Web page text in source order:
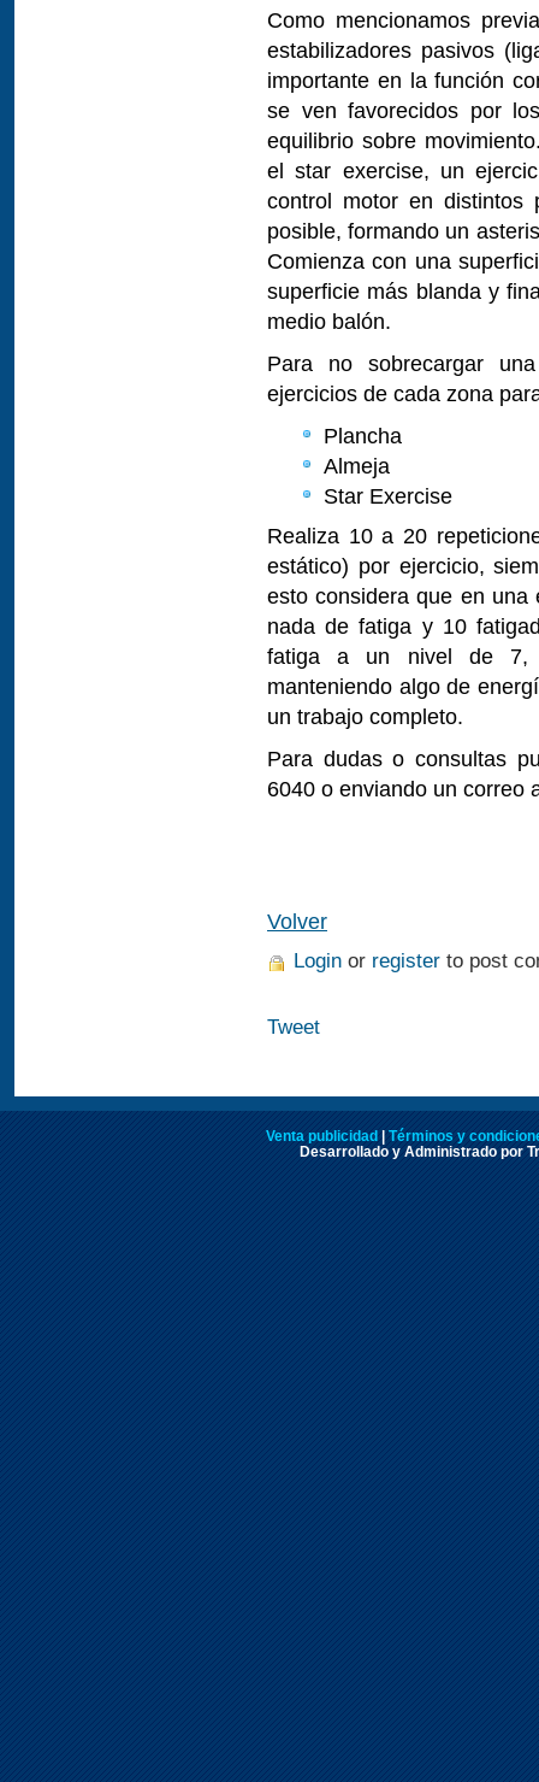
Como mencionamos
estabilizadores pasivos
importante en la función
se ven favorecidos por
equilibrio sobre
el star exercise, un
control motor en distintos
posible, formando un
Comienza con una
superficie más blanda y
medio balón.
Para no sobrecargar
ejercicios de cada zona
Plancha
Almeja
Star Exercise
Realiza 10 a 20
estático) por ejercicio,
esto considera que en
nada de fatiga y 10
fatiga a un nivel de 7,
manteniendo algo de
un trabajo completo.
Para dudas o consultas
6040 o enviando un correo
Volver
Login or register to post
Tweet
Venta publicidad
Términos y
Desarrollado y Administrado por